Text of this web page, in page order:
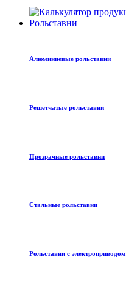
Рольставни
Алюминиевые рольставни
Решетчатые рольставни
Прозрачные рольставни
Стальные рольставни
Рольставни с электроприводом